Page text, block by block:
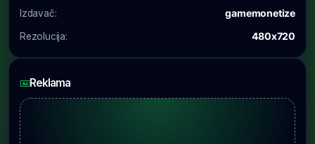
Izdavač: gamemonetize
Rezolucija: 480x720
Reklama